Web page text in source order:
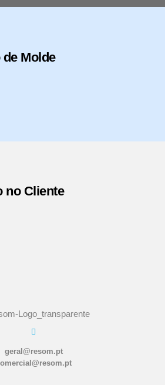
Molde
no Cliente
geral@resom.pt